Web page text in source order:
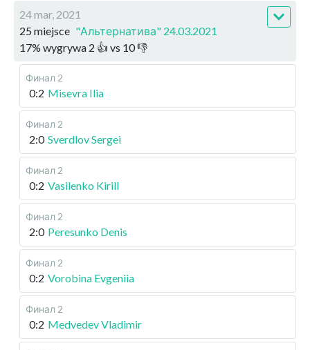
24 mar, 2021
25 miejsce "Альтернатива" 24.03.2021
17% wygrywa 2 👍 vs 10👎
Финал 2
0:2 Misevra Ilia
Финал 2
2:0 Sverdlov Sergei
Финал 2
0:2 Vasilenko Kirill
Финал 2
2:0 Peresunko Denis
Финал 2
0:2 Vorobina Evgeniia
Финал 2
0:2 Medvedev Vladimir